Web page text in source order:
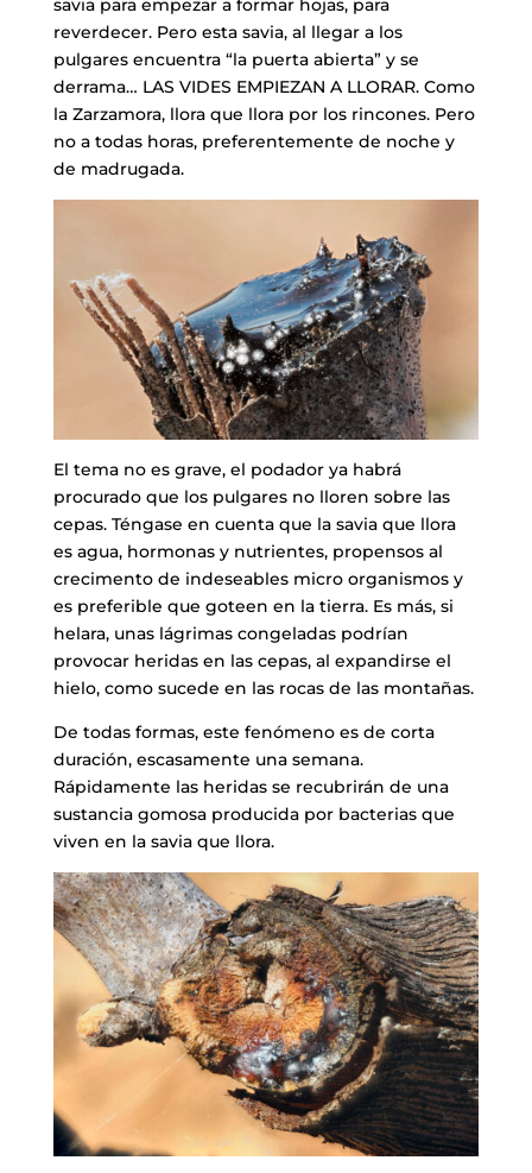
savia para empezar a formar hojas, para
reverdecer. Pero esta savia, al llegar a los
pulgares encuentra “la puerta abierta” y se
derrama… LAS VIDES EMPIEZAN A LLORAR. Como
la Zarzamora, llora que llora por los rincones. Pero
no a todas horas, preferentemente de noche y
de madrugada.
El tema no es grave, el podador ya habrá
procurado que los pulgares no lloren sobre las
cepas. Téngase en cuenta que la savia que llora
es agua, hormonas y nutrientes, propensos al
crecimento de indeseables micro organismos y
es preferible que goteen en la tierra. Es más, si
helara, unas lágrimas congeladas podrían
provocar heridas en las cepas, al expandirse el
hielo, como sucede en las rocas de las montañas.
De todas formas, este fenómeno es de corta
duración, escasamente una semana.
Rápidamente las heridas se recubrirán de una
sustancia gomosa producida por bacterias que
viven en la savia que llora.